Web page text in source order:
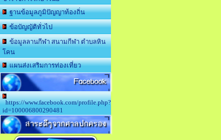
ฐานข้อมูลภูมิปัญญาท้องถิ่น
ข้อบัญญัติทั่วไป
ข้อมูลลานกีฬา สนามกีฬา ตำบลหิน
โคน
แผนส่งเสริมการท่องเที่ยว
Facebook
https://www.facebook.com/profile.php?
id=100006800290481
สาระดีๆจากศาลปกครอง